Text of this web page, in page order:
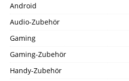
Android
Audio-Zubehör
Gaming
Gaming-Zubehör
Handy-Zubehör